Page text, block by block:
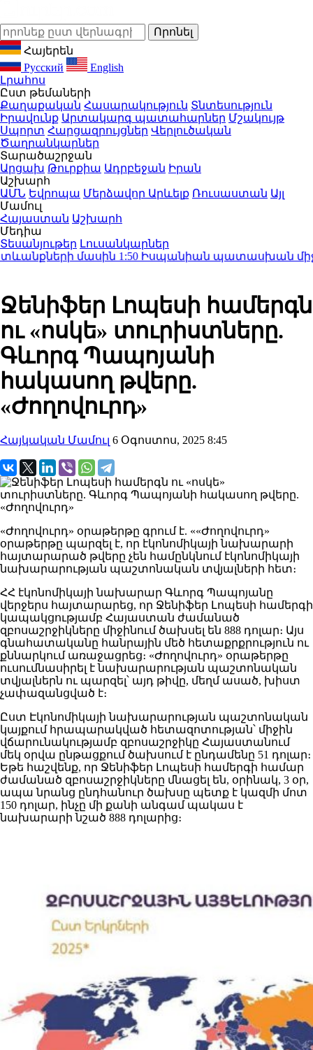
Հայերեն
Русский
English
Լրահոս
Ըստ թեմաների
Քաղաքական Հասարակություն Տնտեսություն
Իրավունք Արտակարգ պատահարներ Մշակույթ
Սպորտ Հարցազրույցներ Վերլուծական
Ծաղրանկարներ
Տարածաշրջան
Արցախ Թուրքիա Ադրբեջան Իրան
Աշխարհ
ԱՄՆ Եվրոպա Մերձավոր Արևելք Ռուսաստան Այլ
Մամուլ
Հայաստան Աշխարհ
Մեդիա
Տեսանյութեր Լուսանկարներ
մասին1:50Իսպանիան պատասխան միջոցներ
Ջենիֆեր Լոպեսի համերգն
ու «ոսկե» տուրիստները.
Գևորգ Պապոյանի
հակասող թվերը.
«Ժողովուրդ»
Հայկական Մամուլ 6 Օգոստոս, 2025 8:45
«Ժողովուրդ» օրաթերթը գրում է. ««Ժողովուրդ»
օրաթերթը պարզել է, որ էկոնոմիկայի նախարարի
հայտարարած թվերը չեն համընկնում էկոնոմիկայի
նախարարության պաշտոնական տվյալների հետ։
ՀՀ էկոնոմիկայի նախարար Գևորգ Պապոյանը
վերջերս հայտարարեց, որ Ջենիֆեր Լոպեսի համերգի
կապակցությամբ Հայաստան ժամանած
զբոսաշրջիկները միջինում ծախսել են 888 դոլար։ Այս
գնահատականը հանրային մեծ հետաքրքրություն ու
քննարկում առաջացրեց։ «Ժողովուրդ» օրաթերթը
ուսումնասիրել է նախարարության պաշտոնական
տվյալներն ու պարզել՝ այդ թիվը, մեղմ ասած, խիստ
չափազանցված է։
Ըստ Էկոնոմիկայի նախարարության պաշտոնական
կայքում հրապարակված հետազոտության՝ միջին
վճարունակությամբ զբոսաշրջիկը Հայաստանում
մեկ օրվա ընթացքում ծախսում է ընդամենը 51 դոլար։
Եթե հաշվենք, որ Ջենիֆեր Լոպեսի համերգի համար
ժամանած զբոսաշրջիկները մնացել են, օրինակ, 3 օր,
ապա նրանց ընդհանուր ծախսը պետք է կազմի մոտ
150 դոլար, ինչը մի քանի անգամ պակաս է
նախարարի նշած 888 դոլարից։